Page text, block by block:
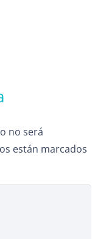
no será
están marcados